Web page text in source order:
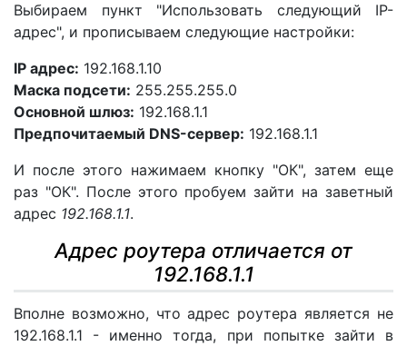
Выбираем пункт "Использовать следующий IP-
адрес", и прописываем следующие настройки:
IP адрес: 192.168.1.10
Маска подсети: 255.255.255.0
Основной шлюз: 192.168.1.1
Предпочитаемый DNS-сервер: 192.168.1.1
И после этого нажимаем кнопку "ОК", затем еще
раз "ОК". После этого пробуем зайти на заветный
адрес 192.168.1.1.
Адрес роутера отличается от
192.168.1.1
Вполне возможно, что адрес роутера является не
192.168.1.1 - именно тогда, при попытке зайти в